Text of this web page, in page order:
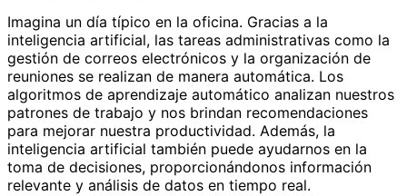
Imagina un día típico en la oficina. Gracias a la
inteligencia artificial, las tareas administrativas como la
gestión de correos electrónicos y la organización de
reuniones se realizan de manera automática. Los
algoritmos de aprendizaje automático analizan nuestros
patrones de trabajo y nos brindan recomendaciones
para mejorar nuestra productividad. Además, la
inteligencia artificial también puede ayudarnos en la
toma de decisiones, proporcionándonos información
relevante y análisis de datos en tiempo real.